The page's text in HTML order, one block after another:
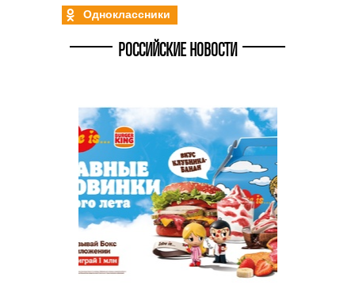
Одноклассники
РОССИЙСКИЕ НОВОСТИ